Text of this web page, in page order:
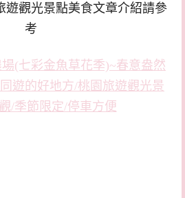
遊觀光景點美食文章介紹請參
考